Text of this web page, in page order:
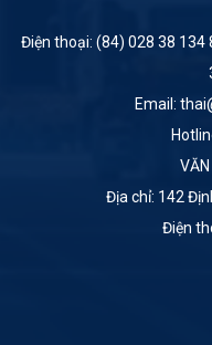
Điện thoại: (84) 028 38
Email:
VĂN
Địa chỉ: 142
Điện